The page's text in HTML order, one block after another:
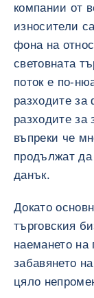
компании от
износители
фона на
световната
поток е по-
разходите
разходите за
въпреки че
продължат
данък.
Докато
търговския
наемането на
забавянето
цяло